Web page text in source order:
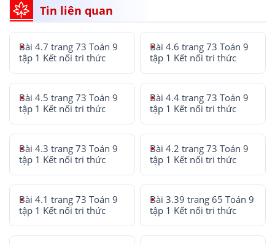
Tin liên quan
Bài 4.7 trang 73 Toán 9
tập 1 Kết nối tri thức
Bài 4.6 trang 73 Toán 9
tập 1 Kết nối tri thức
Bài 4.5 trang 73 Toán 9
tập 1 Kết nối tri thức
Bài 4.4 trang 73 Toán 9
tập 1 Kết nối tri thức
Bài 4.3 trang 73 Toán 9
tập 1 Kết nối tri thức
Bài 4.2 trang 73 Toán 9
tập 1 Kết nối tri thức
Bài 4.1 trang 73 Toán 9
tập 1 Kết nối tri thức
Bài 3.39 trang 65 Toán 9
tập 1 Kết nối tri thức